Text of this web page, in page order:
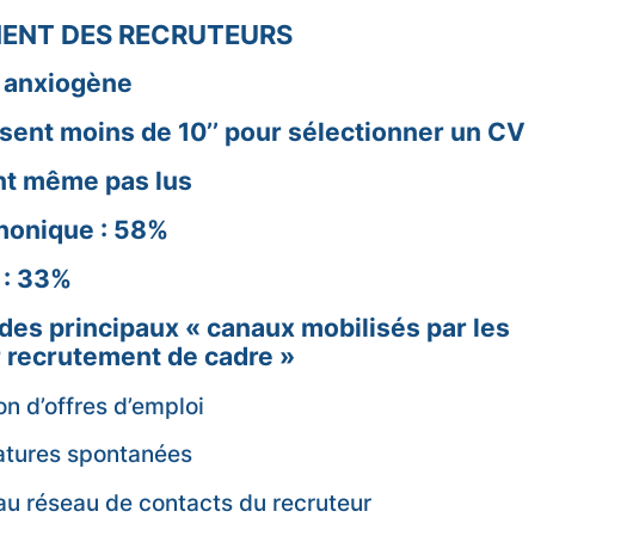
DES RECRUTEURS
moins de 10’’ pour sélectionner un CV
même pas lus
: 58%
33%
principaux « canaux mobilisés par les
de cadre »
d’offres d’emploi
spontanées
réseau de contacts du recruteur